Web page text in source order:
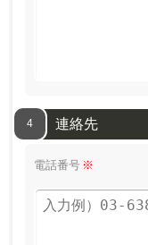
4 連絡先
電話番号 ※